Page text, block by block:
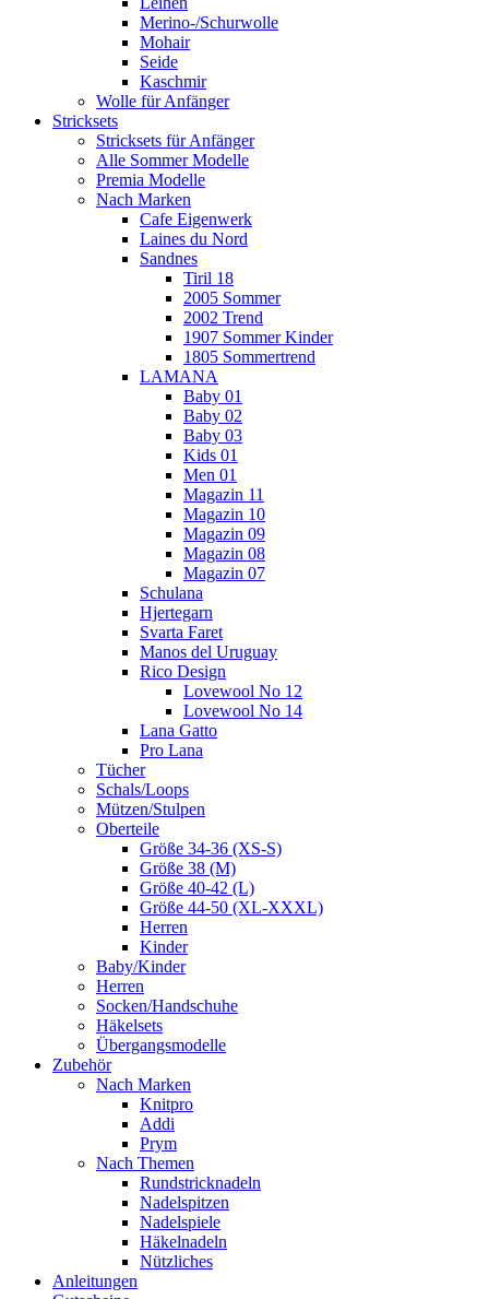
Merino-/Schurwolle
Mohair
Seide
Kaschmir
Wolle für Anfänger
Stricksets
Stricksets für Anfänger
Alle Sommer Modelle
Premia Modelle
Nach Marken
Cafe Eigenwerk
Laines du Nord
Sandnes
Tiril 18
2005 Sommer
2002 Trend
1907 Sommer Kinder
1805 Sommertrend
LAMANA
Baby 01
Baby 02
Baby 03
Kids 01
Men 01
Magazin 11
Magazin 10
Magazin 09
Magazin 08
Magazin 07
Schulana
Hjertegarn
Svarta Faret
Manos del Uruguay
Rico Design
Lovewool No 12
Lovewool No 14
Lana Gatto
Pro Lana
Tücher
Schals/Loops
Mützen/Stulpen
Oberteile
Größe 34-36 (XS-S)
Größe 38 (M)
Größe 40-42 (L)
Größe 44-50 (XL-XXXL)
Herren
Kinder
Baby/Kinder
Herren
Socken/Handschuhe
Häkelsets
Übergangsmodelle
Zubehör
Nach Marken
Knitpro
Addi
Prym
Nach Themen
Rundstricknadeln
Nadelspitzen
Nadelspiele
Häkelnadeln
Nützliches
Anleitungen